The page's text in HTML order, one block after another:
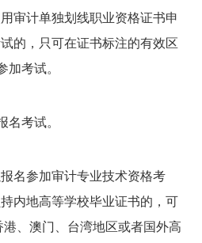
审计单独划线职业资格证书申
的，只可在证书标注的有效区
考试。
考试。
名参加审计专业技术资格考
内地高等学校毕业证书的，可
、澳门、台湾地区或者国外高